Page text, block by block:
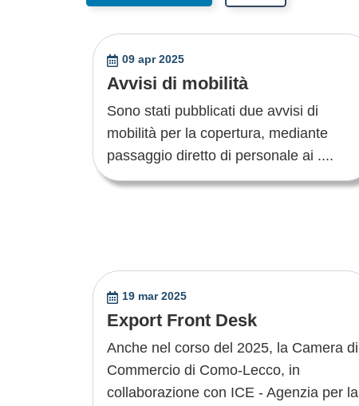
09 apr 2025
Avvisi di mobilità
Sono stati pubblicati due avvisi di
mobilità per la copertura, mediante
passaggio diretto di personale ai ....
19 mar 2025
Export Front Desk
Anche nel corso del 2025, la Camera di
Commercio di Como-Lecco, in
collaborazione con ICE - Agenzia per la